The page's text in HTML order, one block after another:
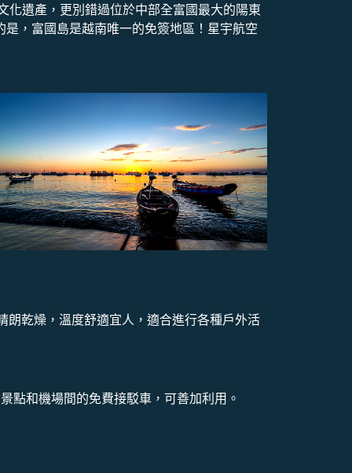
化遺產，更別錯過位於中部全富國最大的陽東
，富國島是越南唯一的免簽地區！星宇航空
乾燥，溫度舒適宜人，適合進行各種戶外活
點和機場間的免費接駁車，可善加利用。